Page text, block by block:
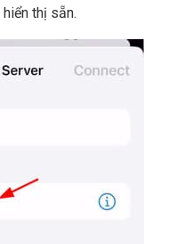
thị sẵn.